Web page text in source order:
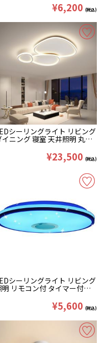
¥6,200 (税込)
シーリングライト リビング
イニング 寝室 天井照明 丸石
¥23,500 (税込)
シーリングライト リビング
明 リモコン付 タイマー付
¥5,600 (税込)